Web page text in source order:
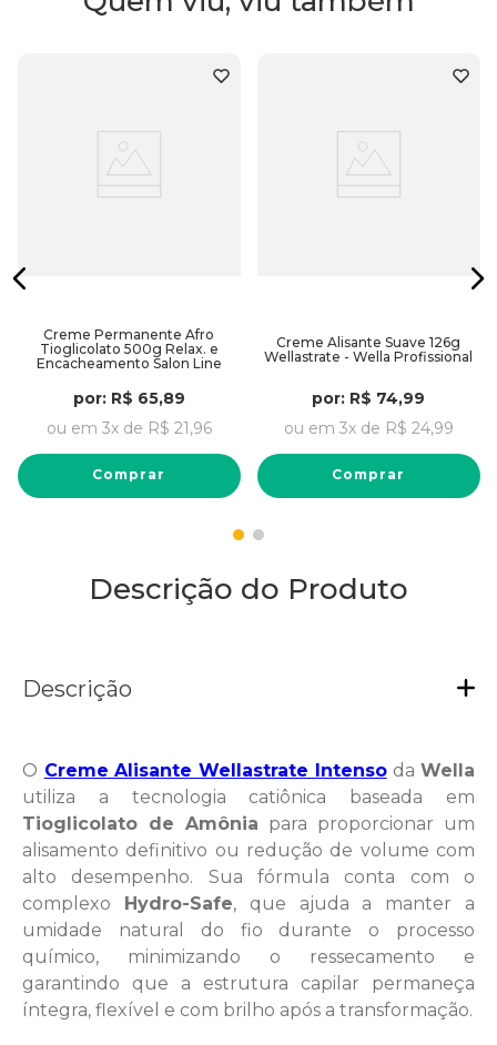
total, é indispensável a utilização do Neutralizante
precisão e durabilidade.
balanço e toque suave.
126g
Creme Permanente Afro
Tioglicolato 500g Relax. e
Encacheamento Salon Line
por: R$ 65,89
ou em 3x de R$ 21,96
Comprar
Creme Alisante Suave 126g
Wellastrate - Wella Profissional
por: R$ 74,99
ou em 3x de R$ 24,99
Comprar
Descrição do Produto
Descrição
O Creme Alisante Wellastrate Intenso daWella
utiliza a tecnologia catiônica baseada em
Tioglicolato de Amônia para proporcionar um
alisamento definitivo ou redução de volume com
alto desempenho. Sua fórmula conta com o
complexo Hydro-Safe, que ajuda a manter a
umidade natural do fio durante o processo
químico, minimizando o ressecamento e
garantindo que a estrutura capilar permaneça
íntegra, flexível e com brilho após a transformação.